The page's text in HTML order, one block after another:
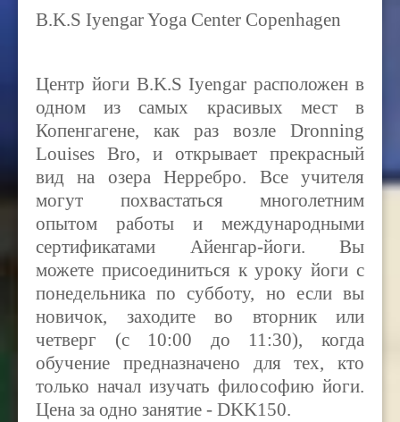
B.K.S Iyengar Yoga Center Copenhagen
Центр йоги B.K.S Iyengar расположен в
одном из самых красивых мест в
Копенгагене, как раз возле Dronning
Louises Bro, и открывает прекрасный
вид на озера Нерребро. Все учителя
могут похвастаться многолетним
опытом работы и международными
сертификатами Айенгар-йоги. Вы
можете присоединиться к уроку йоги с
понедельника по субботу, но если вы
новичок, заходите во вторник или
четверг (с 10:00 до 11:30), когда
обучение предназначено для тех, кто
только начал изучать философию йоги.
Цена за одно занятие - DKK150.